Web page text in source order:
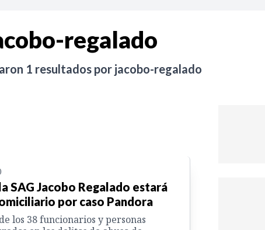
regalado
1 resultados por jacobo-regalado
SAG Jacobo Regalado estará
por caso Pandora
los 38 funcionarios y personas